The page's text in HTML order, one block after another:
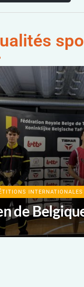
INTERNATIONALES
de